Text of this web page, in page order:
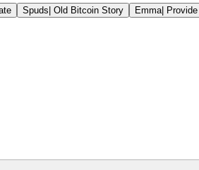
Spuds| Old Bitcoin Story Emma|